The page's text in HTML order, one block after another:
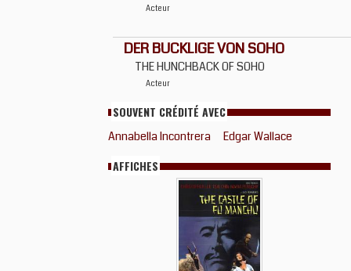
Acteur
DER BUCKLIGE VON SOHO
THE HUNCHBACK OF SOHO
Acteur
SOUVENT CRÉDITÉ AVEC
Annabella Incontrera Edgar Wallace
AFFICHES